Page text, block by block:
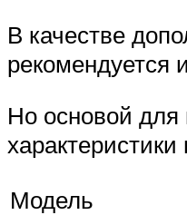
В качестве
рекомендуется
Но основой для
Модель